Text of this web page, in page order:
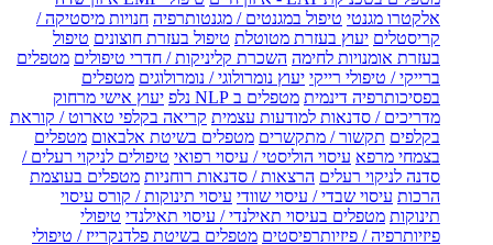
אלקטרו מגנטי טיפול במגנטים / מגנטותרפיה חנויות מיסטיקה /
קריסטלים יעוץ בעזרת מטוטלת טיפול בעזרת חוצונים טיפול
בעזרת אומנויות לחימה השכרת קליניקות / חדרי טיפולים מטפלים
ברייקי / טיפולי רייקי יעוץ נומרולוגי / נומרולוגים מטפלים
בפסיכותרפיה דינמית מטפלים ב NLP נלפ
יעוץ אישי מרחוק
מדריכים / סדנאות למודעות עצמית קריאה בקלפי טארוט / קוראת
בקלפים תקשור / מתקשרים מטפלים בשיטת אלבאום מטפלים
בצמחי מרפא עיסוי הוליסטי / עיסוי רפואי טיפולים לניקוי רעלים /
סדנה לניקוי רעלים הרצאות / סדנאות רוחניות מטפלים בעוצמת
הרכות עיסוי שבדי / עיסוי שוודי עיסוי תינוקות / קורס עיסוי
תינוקות מטפלים בעיסוי תאילנדי / עיסוי תאילנדי טיפולי
פיזיותרפיה / פיזיותרפיסטים מטפלים בשיטת פלדנקרייז / טיפולי